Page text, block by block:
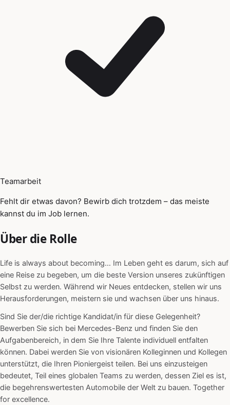
Teamarbeit
Fehlt dir etwas davon? Bewirb dich trotzdem – das meiste
kannst du im Job lernen.
Über die Rolle
Life is always about becoming… Im Leben geht es darum, sich auf
eine Reise zu begeben, um die beste Version unseres zukünftigen
Selbst zu werden. Während wir Neues entdecken, stellen wir uns
Herausforderungen, meistern sie und wachsen über uns hinaus.
Sind Sie der/die richtige Kandidat/in für diese Gelegenheit?
Bewerben Sie sich bei Mercedes-Benz und finden Sie den
Aufgabenbereich, in dem Sie Ihre Talente individuell entfalten
können. Dabei werden Sie von visionären Kolleginnen und Kollegen
unterstützt, die Ihren Pioniergeist teilen. Bei uns einzusteigen
bedeutet, Teil eines globalen Teams zu werden, dessen Ziel es ist,
die begehrenswertesten Automobile der Welt zu bauen. Together
for excellence.